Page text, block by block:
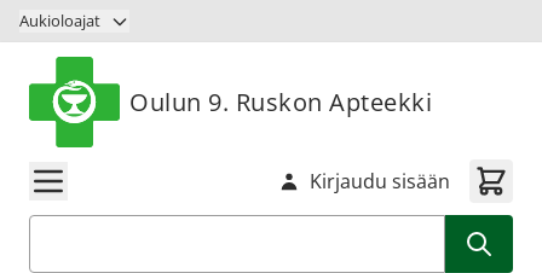
Siirry sisältöön
Aukioloajat
Oulun 9. Ruskon Apteekki
Kirjaudu sisään